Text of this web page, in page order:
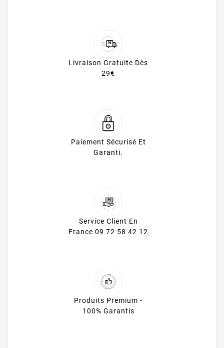
Livraison Gratuite Dès
29€
Paiement Sécurisé Et
Garanti.
Service Client En
France 09 72 58 42 12
Produits Premium -
100% Garantis